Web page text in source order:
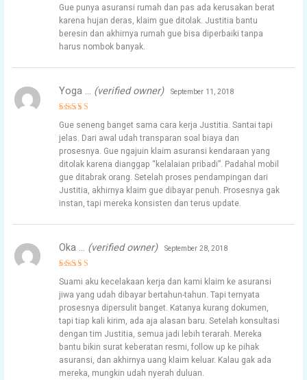
out of 5
Gue punya asuransi rumah dan pas ada kerusakan berat
karena hujan deras, klaim gue ditolak. Justitia bantu
beresin dan akhirnya rumah gue bisa diperbaiki tanpa
harus nombok banyak.
out of 5
Yoga … (verified owner) September 11, 2018
Gue seneng banget sama cara kerja Justitia. Santai tapi
jelas. Dari awal udah transparan soal biaya dan
prosesnya. Gue ngajuin klaim asuransi kendaraan yang
ditolak karena dianggap “kelalaian pribadi”. Padahal mobil
gue ditabrak orang. Setelah proses pendampingan dari
Justitia, akhirnya klaim gue dibayar penuh. Prosesnya gak
instan, tapi mereka konsisten dan terus update.
5
out of 5
Oka … (verified owner) September 28, 2018
Suami aku kecelakaan kerja dan kami klaim ke asuransi
jiwa yang udah dibayar bertahun-tahun. Tapi ternyata
prosesnya dipersulit banget. Katanya kurang dokumen,
tapi tiap kali kirim, ada aja alasan baru. Setelah konsultasi
dengan tim Justitia, semua jadi lebih terarah. Mereka
bantu bikin surat keberatan resmi, follow up ke pihak
asuransi, dan akhirnya uang klaim keluar. Kalau gak ada
mereka, mungkin udah nyerah duluan.